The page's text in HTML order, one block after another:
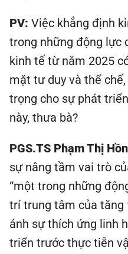
PV: Việc khẳng định
trong những động lực
kinh tế từ năm 2025
mặt tư duy và thể
trọng cho sự phát
này, thưa bà?
PGS.TS Phạm Thị
sự nâng tầm vai trò
“một trong những
trí trung tâm của tăng
ánh sự thích ứng linh
triển trước thực tiễn